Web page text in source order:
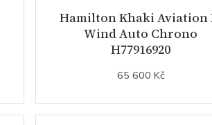
Hamilton Khaki Aviation
Wind Auto Chrono
H77916920
65 600 Kč